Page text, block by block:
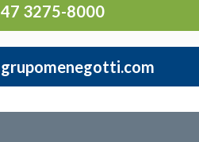
47 3275-8000
grupomenegotti.com